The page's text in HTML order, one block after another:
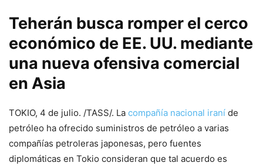
Teherán busca romper el cerco
económico de EE. UU. mediante
una nueva ofensiva comercial
en Asia
TOKIO, 4 de julio. /TASS/. La compañía nacional iraní de
petróleo ha ofrecido suministros de petróleo a varias
compañías petroleras japonesas, pero fuentes
diplomáticas en Tokio consideran que tal acuerdo es